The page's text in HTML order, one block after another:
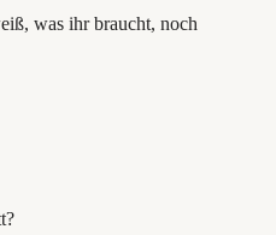
was ihr braucht, noch